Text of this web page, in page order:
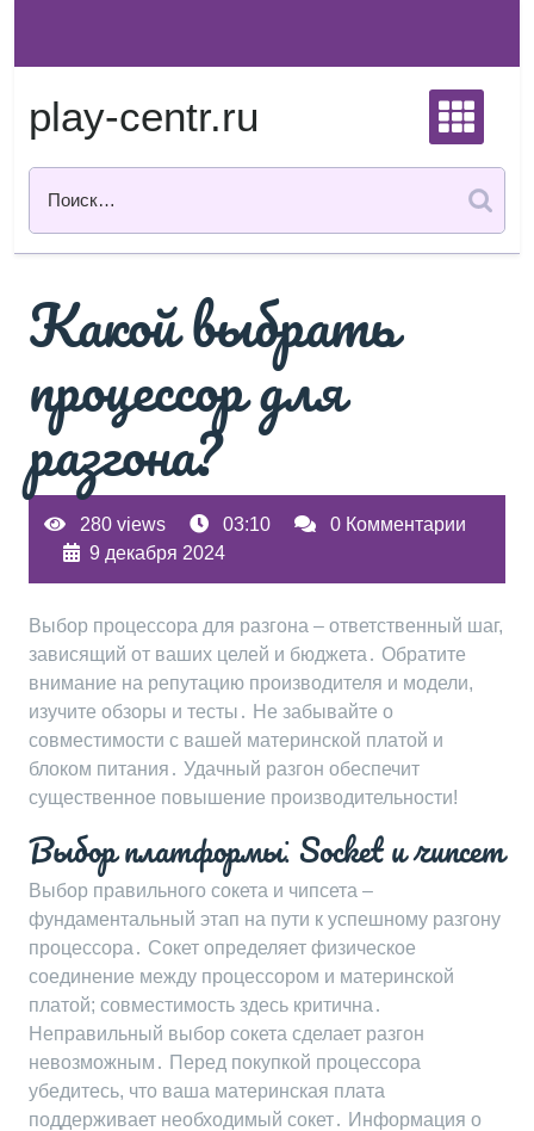
содержимому
play-centr.ru
Какой выбрать
процессор для
разгона?
280 views 03:10
0 Комментарии
9 декабря 2024
Выбор процессора для разгона – ответственный шаг,
зависящий от ваших целей и бюджета․ Обратите
внимание на репутацию производителя и модели,
изучите обзоры и тесты․ Не забывайте о
совместимости с вашей материнской платой и
блоком питания․ Удачный разгон обеспечит
существенное повышение производительности!
Выбор платформы⁚ Socket и чипсет
Выбор правильного сокета и чипсета –
фундаментальный этап на пути к успешному разгону
процессора․ Сокет определяет физическое
соединение между процессором и материнской
платой; совместимость здесь критична․
Неправильный выбор сокета сделает разгон
невозможным․ Перед покупкой процессора
убедитесь, что ваша материнская плата
поддерживает необходимый сокет․ Информация о